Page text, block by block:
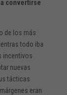
convertirse
de los más
todo iba
incentivos
nuevas
tácticas
eran